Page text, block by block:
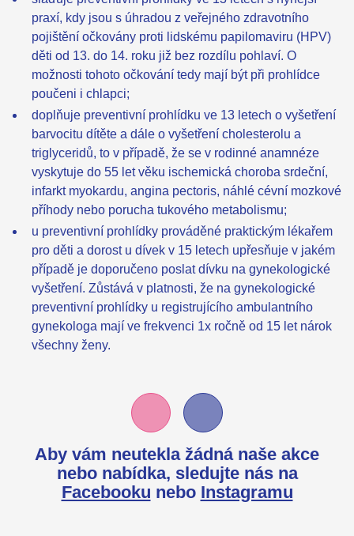
praxí, kdy jsou s úhradou z veřejného zdravotního
pojištění očkovány proti lidskému papilomaviru (HPV)
děti od 13. do 14. roku již bez rozdílu pohlaví. O
možnosti tohoto očkování tedy mají být při prohlídce
poučeni i chlapci;
doplňuje preventivní prohlídku ve 13 letech o vyšetření
barvocitu dítěte a dále o vyšetření cholesterolu a
triglyceridů, to v případě, že se v rodinné anamnéze
vyskytuje do 55 let věku ischemická choroba srdeční,
infarkt myokardu, angina pectoris, náhlé cévní mozkové
příhody nebo porucha tukového metabolismu;
u preventivní prohlídky prováděné praktickým lékařem
pro děti a dorost u dívek v 15 letech upřesňuje v jakém
případě je doporučeno poslat dívku na gynekologické
vyšetření. Zůstává v platnosti, že na gynekologické
preventivní prohlídky u registrujícího ambulantního
gynekologa mají ve frekvenci 1x ročně od 15 let nárok
všechny ženy.
Aby vám neutekla žádná naše akce
nebo nabídka, sledujte nás na
Facebooku nebo Instagramu